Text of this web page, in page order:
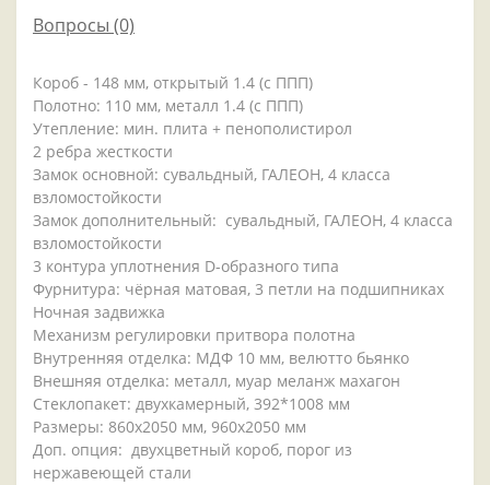
Вопросы (0)
Короб - 148 мм, открытый 1.4 (с ППП)
Полотно: 110 мм, металл 1.4 (с ППП)
Утепление: мин. плита + пенополистирол
2 ребра жесткости
Замок основной: сувальдный, ГАЛЕОН, 4 класса
взломостойкости
Замок дополнительный: сувальдный, ГАЛЕОН, 4 класса
взломостойкости
3 контура уплотнения D-образного типа
Фурнитура: чёрная матовая, 3 петли на подшипниках
Ночная задвижка
Механизм регулировки притвора полотна
Внутренняя отделка: МДФ 10 мм, велютто бьянко
Внешняя отделка: металл, муар меланж махагон
Стеклопакет: двухкамерный, 392*1008 мм
Размеры: 860х2050 мм, 960х2050 мм
Доп. опция: двухцветный короб, порог из
нержавеющей стали